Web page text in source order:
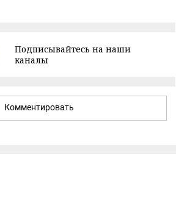
Подписывайтесь на наши
каналы
Комментировать